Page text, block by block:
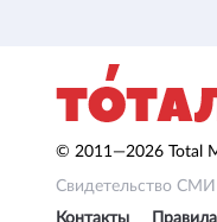
© 2011—2026 Total
Свидетельство
Контакты
Правила